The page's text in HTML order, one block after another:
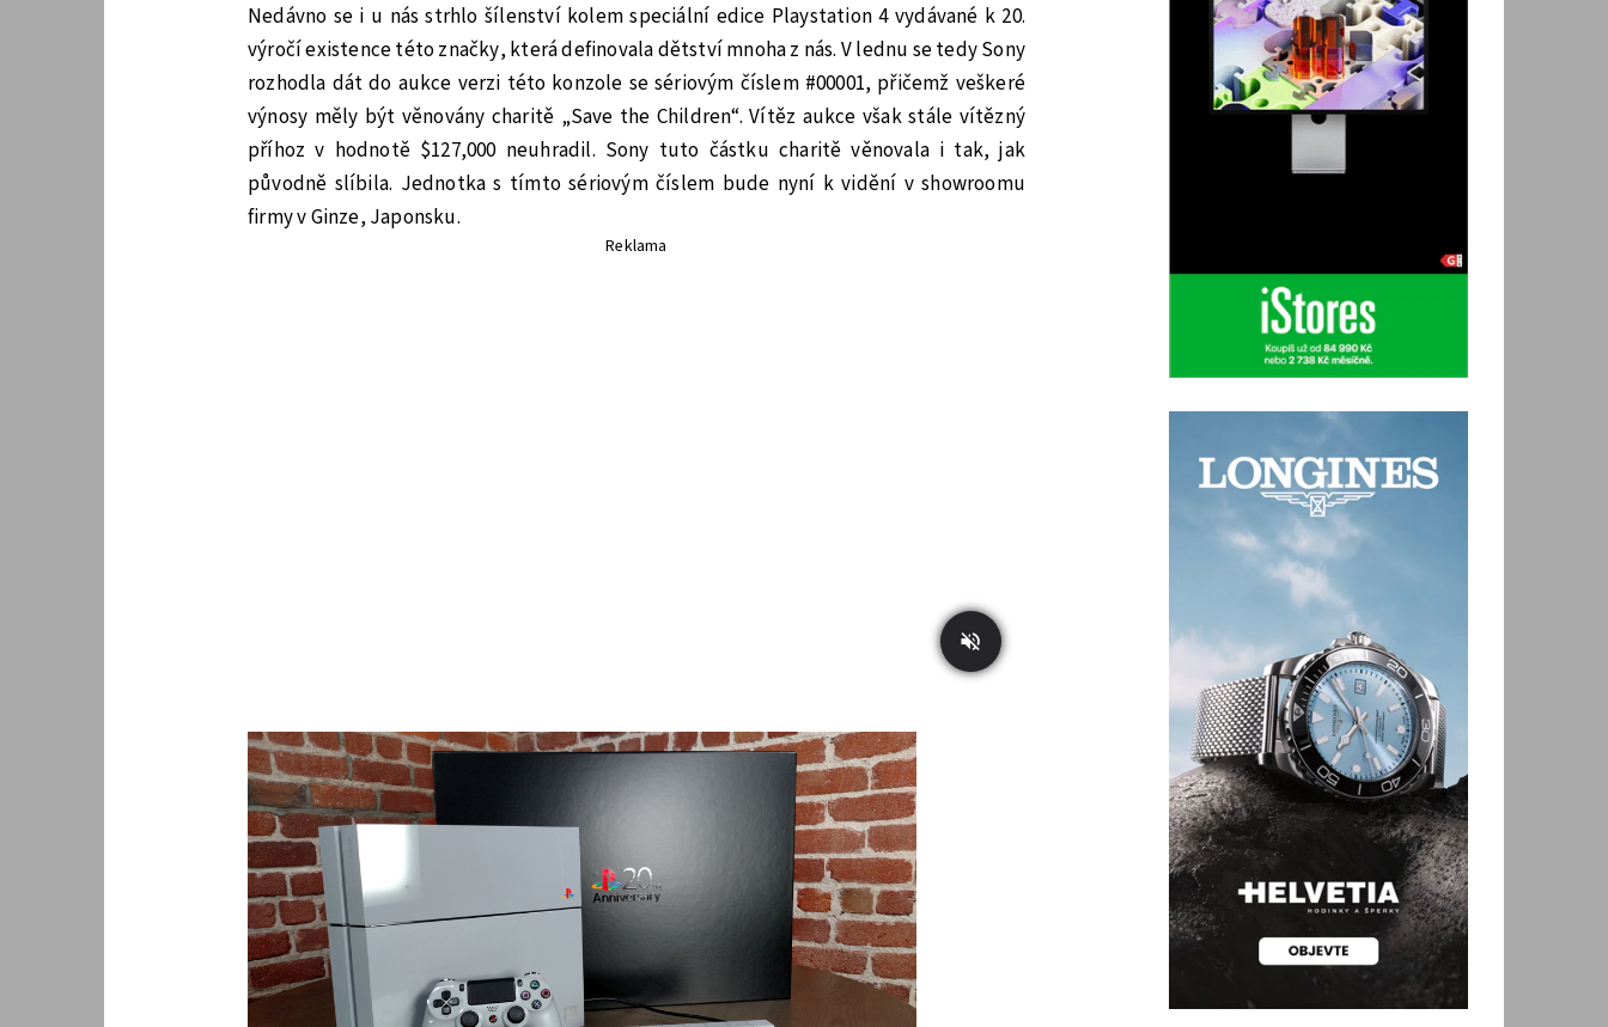
Nedávno se i u nás strhlo šílenství kolem speciální edice Playstation 4 vydávané k 20.
výročí existence této značky, která definovala dětství mnoha z nás. V lednu se tedy Sony
rozhodla dát do aukce verzi této konzole se sériovým číslem #00001, přičemž veškeré
výnosy měly být věnovány charitě „Save the Children“. Vítěz aukce však stále vítězný
příhoz v hodnotě $127,000 neuhradil. Sony tuto částku charitě věnovala i tak, jak
původně slíbila. Jednotka s tímto sériovým číslem bude nyní k vidění v showroomu
firmy v Ginze, Japonsku.
Reklama